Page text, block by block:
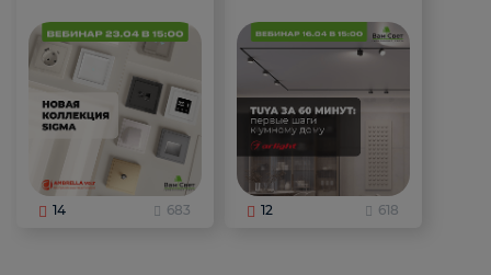
14 683 12 618